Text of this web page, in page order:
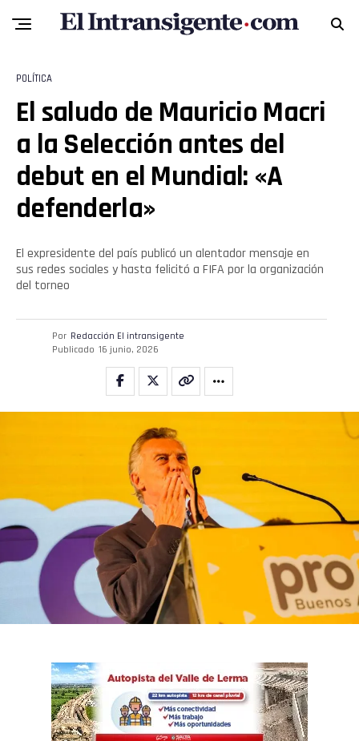
POLÍTICA
El saludo de Mauricio Macri
a la Selección antes del
debut en el Mundial: «A
defenderla»
El expresidente del país publicó un alentador mensaje en
sus redes sociales y hasta felicitó a FIFA por la organización
del torneo
Por Redacción El intransigente
Publicado 16 junio, 2026